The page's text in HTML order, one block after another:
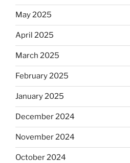
May 2025
April 2025
March 2025
February 2025
January 2025
December 2024
November 2024
October 2024